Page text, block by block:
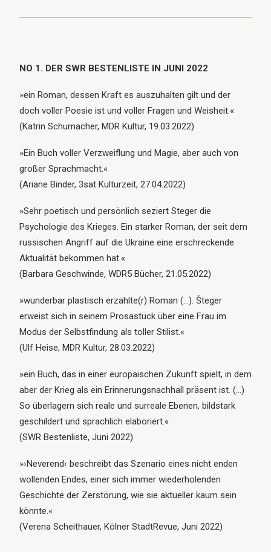
NO 1. DER SWR BESTENLISTE IN JUNI 2022
»ein Roman, dessen Kraft es auszuhalten gilt und der
doch voller Poesie ist und voller Fragen und Weisheit.«
(Katrin Schumacher, MDR Kultur, 19.03.2022)
»Ein Buch voller Verzweiflung und Magie, aber auch von
großer Sprachmacht.«
(Ariane Binder, 3sat Kulturzeit, 27.04.2022)
»Sehr poetisch und persönlich seziert Steger die
Psychologie des Krieges. Ein starker Roman, der seit dem
russischen Angriff auf die Ukraine eine erschreckende
Aktualität bekommen hat.«
(Barbara Geschwinde, WDR5 Bücher, 21.05.2022)
»wunderbar plastisch erzählte(r) Roman (…). Šteger
erweist sich in seinem Prosastück über eine Frau im
Modus der Selbstfindung als toller Stilist.«
(Ulf Heise, MDR Kultur, 28.03.2022)
»ein Buch, das in einer europäischen Zukunft spielt, in dem
aber der Krieg als ein Erinnerungsnachhall präsent ist. (…)
So überlagern sich reale und surreale Ebenen, bildstark
geschildert und sprachlich elaboriert.«
(SWR Bestenliste, Juni 2022)
»›Neverend‹ beschreibt das Szenario eines nicht enden
wollenden Endes, einer sich immer wiederholenden
Geschichte der Zerstörung, wie sie aktueller kaum sein
könnte.«
(Verena Scheithauer, Kölner StadtRevue, Juni 2022)